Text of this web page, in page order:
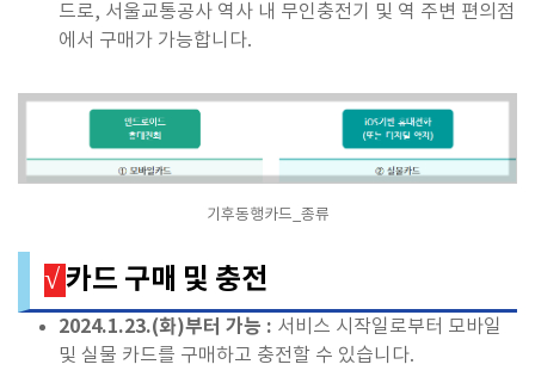
드로, 서울교통공사 역사 내 무인충전기 및 역 주변 편의점
에서 구매가 가능합니다.
기후동행카드_종류
√카드 구매 및 충전
2024.1.23.(화)부터 가능 : 서비스 시작일로부터 모바일
및 실물 카드를 구매하고 충전할 수 있습니다.